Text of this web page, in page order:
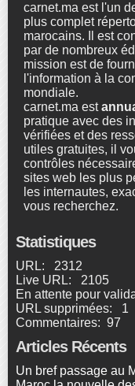
carnet.ma est l'un
plus complet
marocains. Il est
par de nombreux
mission est de
l'information à la
mondiale.
carnet.ma est
pratique avec des
vérifiées et des
utiles gratuites, il
contrôles
sites web les plus
les internautes,
vous recherchez.
Statistiques
URL: 2312
Live URL: 2105
En attente pour
URL supprimées: 1
Commentaires: 97
Articles Récents
Un bref passage au